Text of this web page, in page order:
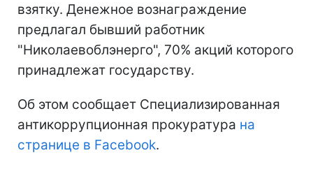
взятку. Денежное вознаграждение
предлагал бывший работник
"Николаевоблэнерго", 70% акций которого
принадлежат государству.
Об этом сообщает Специализированная
антикоррупционная прокуратура на
странице в Facebook.